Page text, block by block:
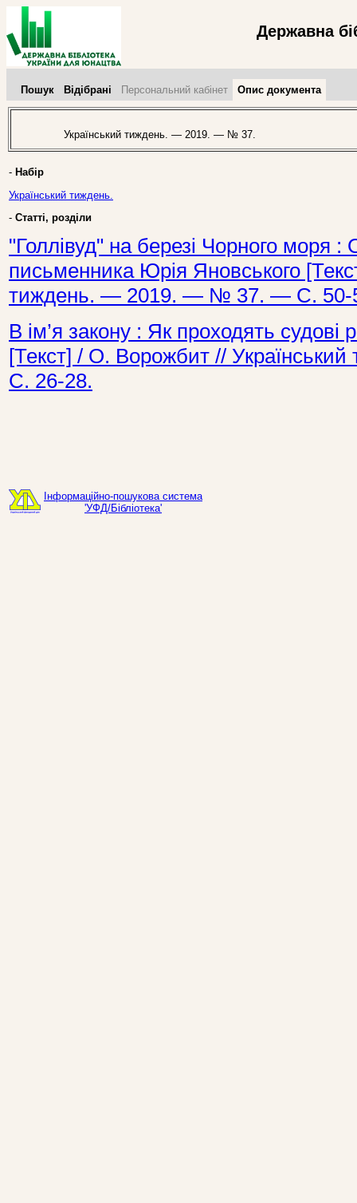
Державна
Пошук Відібрані Персональний кабінет Опис документа
Український тиждень. — 2019. — № 37.
- Набір
Український тиждень.
- Статті, розділи
"Голлівуд" на березі Чорного моря :
письменника Юрія Яновського
тиждень. — 2019. — № 37. — С. 50-
В ім’я закону : Як проходять судові
[Текст] / О. Ворожбит //
С. 26-28.
Інформаційно-пошукова система
'УФД/Бібліотека'